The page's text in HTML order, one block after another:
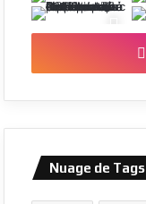
Nuage de Tags